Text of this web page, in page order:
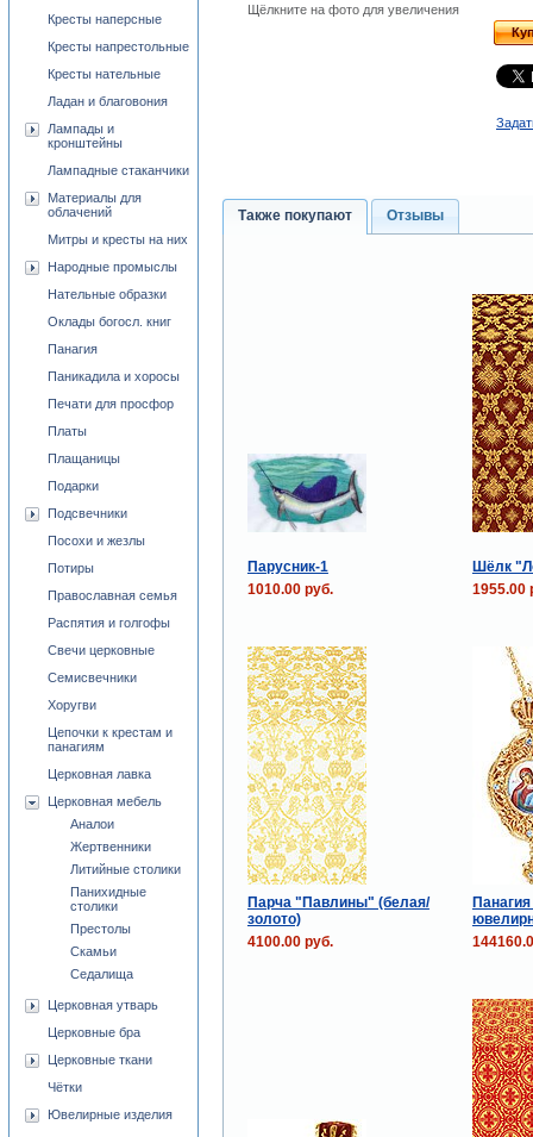
Щёлкните на фото для увеличения
Также покупают Отзывы
Парусник-1
Шёлк
1010.00 руб.
1955.00
Парча "Павлины" (белая/
золото)
4100.00 руб.
Кресты наперсные
Кресты напрестольные
Кресты нательные
Ладан и благовония
Лампады и
кронштейны
Лампадные стаканчики
Материалы для
облачений
Митры и кресты на них
Народные промыслы
Нательные образки
Оклады богосл. книг
Панагия
Паникадила и хоросы
Печати для просфор
Платы
Плащаницы
Подарки
Подсвечники
Посохи и жезлы
Потиры
Православная семья
Распятия и голгофы
Свечи церковные
Семисвечники
Хоругви
Цепочки к крестам и
панагиям
Церковная лавка
Церковная мебель
Аналои
Жертвенники
Литийные столики
Панихидные
столики
Престолы
Скамьи
Седалища
Церковная утварь
Церковные бра
Церковные ткани
Чётки
Ювелирные изделия